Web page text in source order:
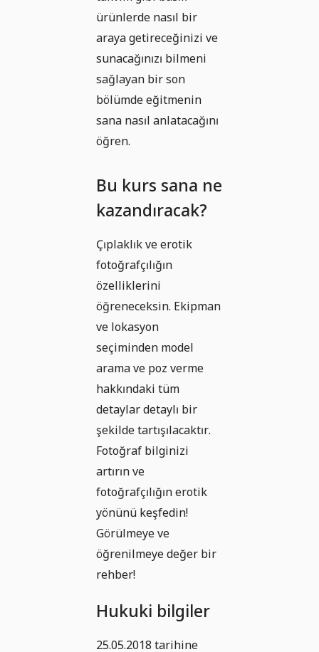
ürünlerde nasıl bir
araya getireceğinizi ve
sunacağınızı bilmeni
sağlayan bir son
bölümde eğitmenin
sana nasıl anlatacağını
öğren.
Bu kurs sana ne
kazandıracak?
Çıplaklık ve erotik
fotoğrafçılığın
özelliklerini
öğreneceksin. Ekipman
ve lokasyon
seçiminden model
arama ve poz verme
hakkındaki tüm
detaylar detaylı bir
şekilde tartışılacaktır.
Fotoğraf bilginizi
artırın ve
fotoğrafçılığın erotik
yönünü keşfedin!
Görülmeye ve
öğrenilmeye değer bir
rehber!
Hukuki bilgiler
25.05.2018 tarihine